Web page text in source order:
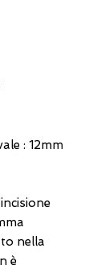
: 12mm
nella
è